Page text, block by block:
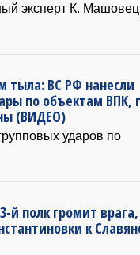
эксперт К.
тыла: ВС РФ нанесли
по объектам ВПК,
(ВИДЕО)
ударов по
полк громит врага,
к